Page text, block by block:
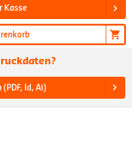
Kasse
(PDF, Id, Ai)